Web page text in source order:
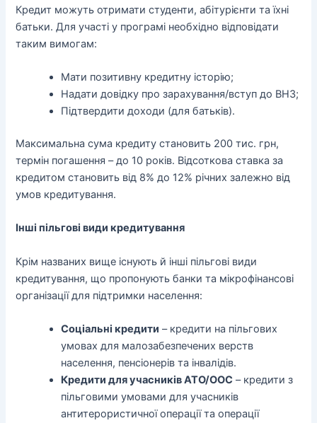
Кредит можуть отримати студенти, абітурієнти та їхні
батьки. Для участі у програмі необхідно відповідати
таким вимогам:
Мати позитивну кредитну історію;
Надати довідку про зарахування/вступ до ВНЗ;
Підтвердити доходи (для батьків).
Максимальна сума кредиту становить 200 тис. грн,
термін погашення – до 10 років. Відсоткова ставка за
кредитом становить від 8% до 12% річних залежно від
умов кредитування.
Інші пільгові види кредитування
Крім названих вище існують й інші пільгові види
кредитування, що пропонують банки та мікрофінансові
організації для підтримки населення:
Соціальні кредити – кредити на пільгових
умовах для малозабезпечених верств
населення, пенсіонерів та інвалідів.
Кредити для учасників АТО/ООС – кредити з
пільговими умовами для учасників
антитерористичної операції та операції